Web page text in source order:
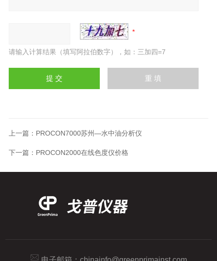
请输入计算结果（填写阿拉伯数字），如：三加四=7
上一篇： PROCON7000苏州—水中油分析仪
下一篇： PROCON2000在线色度仪价格